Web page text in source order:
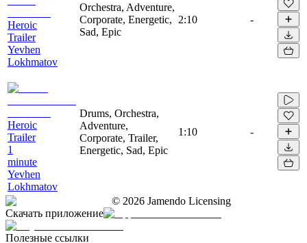
Heroic
Trailer
Yevhen
Lokhmatov
Orchestra, Adventure,
Corporate, Energetic,
Sad, Epic
2:10 -
Heroic
Trailer
1
minute
Yevhen
Lokhmatov
Drums, Orchestra,
Adventure,
Corporate, Trailer,
Energetic, Sad, Epic
1:10 -
© 2026 Jamendo Licensing
Скачать приложение
Полезные ссылки